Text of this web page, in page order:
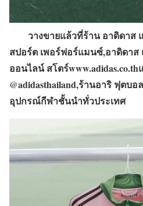
วางขายแล้วที่ร้าน อาดิดาส แ
สปอร์ต เพอร์ฟอร์แมนซ์,อาดิดาส
ออนไลน์ สโตร์www.adidas.co.th
@adidasthailand,ร้านอาริ ฟุตบอล
อุปกรณ์กีฬาชั้นนำทั่วประเทศ